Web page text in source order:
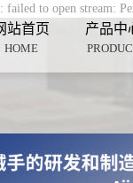
to open stream:
站首页
HOME
产品中